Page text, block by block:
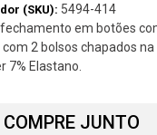
(SKU): 5494-414
em botões
2 bolsos chapados
7% Elastano.
JUNTO